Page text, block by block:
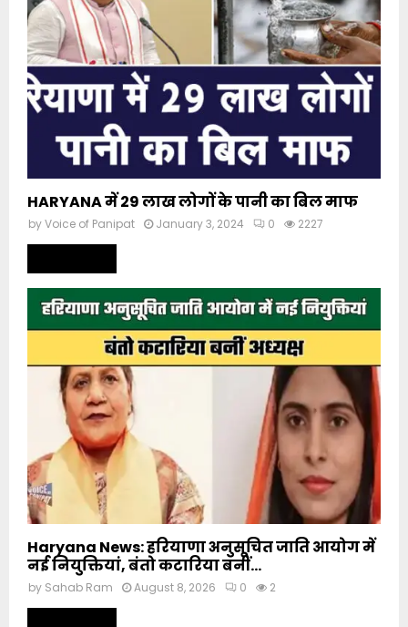
HARYANA में 29 लाख लोगों के पानी का बिल माफ
byVoice of Panipat January 3, 2024 0 2227
Haryana News: हरियाणा अनुसूचित जाति आयोग में
नई नियुक्तियां, बंतो कटारिया बनीं...
by Sahab Ram August 8, 2026 0 2